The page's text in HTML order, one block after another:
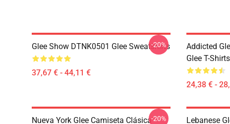
Glee Show DTNK0501 Glee Sweatshirts
37,67 € - 44,11 €
-20%
Addicted
Glee T-Shirts
24,38 € -
Nueva York Glee Camiseta Clásica-20% Lebanese